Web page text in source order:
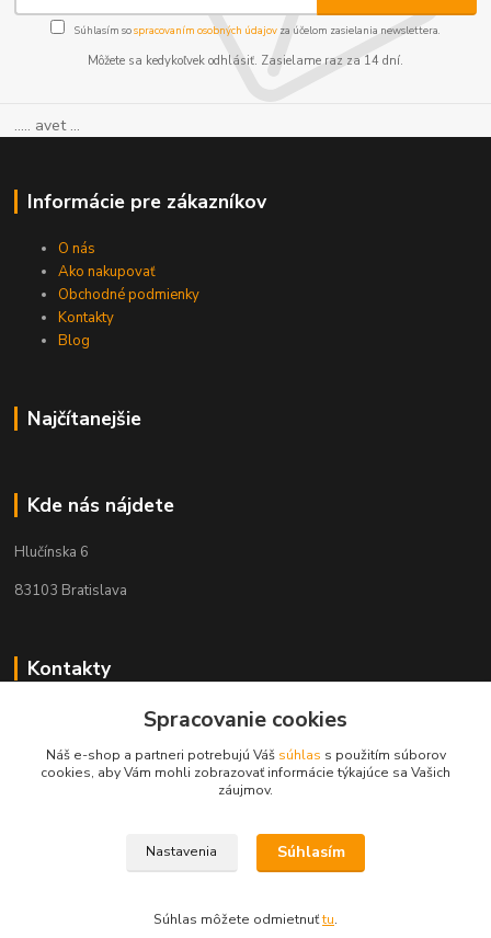
Súhlasím sospracovaním osobných údajov za účelom zasielania newslettera.
Môžete sa kedykoľvek odhlásiť. Zasielame raz za 14 dní.
..... avet ...
Informácie pre zákazníkov
O nás
Ako nakupovať
Obchodné podmienky
Kontakty
Blog
Najčítanejšie
Kde nás nájdete
Hlučínska 6
83103 Bratislava
Kontakty
+421 908 678 479
info@audiovideoshop.sk
Spracovanie cookies
Náš e-shop a partneri potrebujú Váš súhlas s použitím súborov
cookies, aby Vám mohli zobrazovať informácie týkajúce sa Vašich
záujmov.
Nastavenia Súhlasím
Súhlas môžete odmietnuťtu.